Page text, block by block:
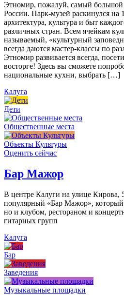
Этномир, пожалуй, самый большой
России. Парк-музей раскинулся на
архитектура, культура и быт
различных стран. Всем ячейкам
называемый, «культурный
всегда даются мастер-классы по
Этномир развивается всегда,
восторге! Здесь вы сможете
национальные кухни, выбрать […]
Калуга
Дети
Общественные места
Объекты Культуры
Оценить сейчас
Бар Мажор
В центре Калуги на улице Кирова,
популярный «Бар Мажор», который
но и клубом, рестораном и
гитарных групп
Калуга
Бар
Заведения
Музыкальные площадки